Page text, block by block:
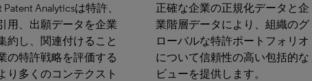
Analyticsは特許、
用、出願データを企業
約し、関連付けること
の特許戦略を評価する
り多くのコンテクスト
正確な企業の正規化データと企
業階層データにより、組織のグ
ローバルな特許ポートフォリオ
について信頼性の高い包括的な
ビューを提供します。